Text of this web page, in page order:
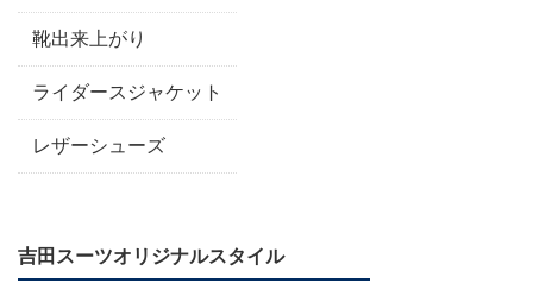
靴出来上がり
ライダースジャケット
レザーシューズ
吉田スーツオリジナルスタイル